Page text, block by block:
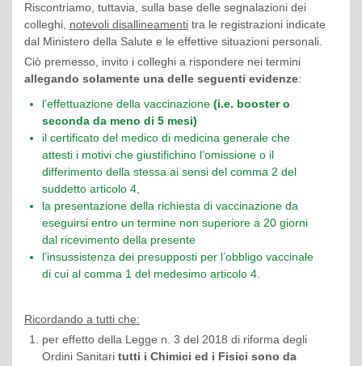
Riscontriamo, tuttavia, sulla base delle segnalazioni dei
colleghi, notevoli disallineamenti tra le registrazioni indicate
dal Ministero della Salute e le effettive situazioni personali.
Ciò premesso, invito i colleghi a rispondere nei termini
allegando solamente una delle seguenti evidenze:
l’effettuazione della vaccinazione (i.e. booster o
seconda da meno di 5 mesi)
il certificato del medico di medicina generale che
attesti i motivi che giustifichino l’omissione o il
differimento della stessa ai sensi del comma 2 del
suddetto articolo 4,
la presentazione della richiesta di vaccinazione da
eseguirsi entro un termine non superiore a 20 giorni
dal ricevimento della presente
l’insussistenza dei presupposti per l’obbligo vaccinale
di cui al comma 1 del medesimo articolo 4.
Ricordando a tutti che:
per effetto della Legge n. 3 del 2018 di riforma degli
Ordini Sanitari tutti i Chimici ed i Fisici sono da